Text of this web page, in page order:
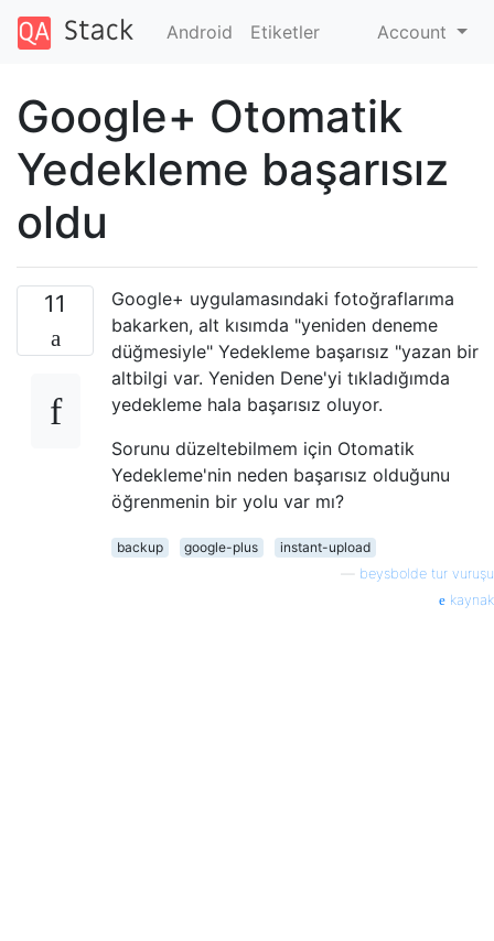
Android Etiketler Account
Google+ Otomatik
Yedekleme başarısız
oldu
11
Google+ uygulamasındaki fotoğraflarıma
bakarken, alt kısımda "yeniden deneme
düğmesiyle" Yedekleme başarısız "yazan bir
altbilgi var. Yeniden Dene'yi tıkladığımda
yedekleme hala başarısız oluyor.
Sorunu düzeltebilmem için Otomatik
Yedekleme'nin neden başarısız olduğunu
öğrenmenin bir yolu var mı?
backup google-plus
instant-upload
beysbolde tur vuruşu
kaynak